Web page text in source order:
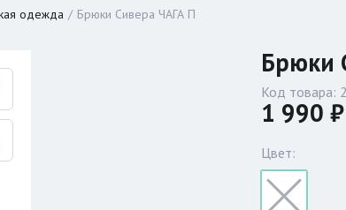
одежда Брюки Сивера ЧАГА П
Брюки
Код товара:
1 990 ₽
Цвет: